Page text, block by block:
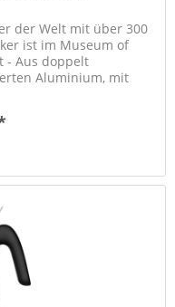
der Welt mit über 300
ist im Museum of
- Aus doppelt
Aluminium, mit